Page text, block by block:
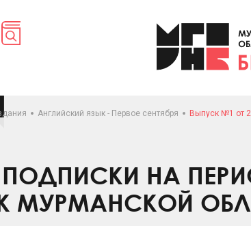
Английский язык - Первое сентября Выпуск №1 от
НА
МУРМАНСКОЙ